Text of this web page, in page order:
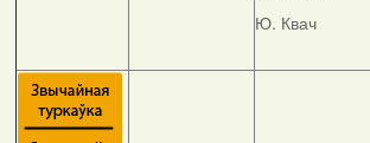
Ю. Квач